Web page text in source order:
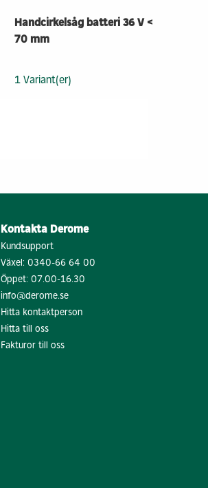
Handcirkelsåg batteri 36 V <
70 mm
1 Variant(er)
Kontakta Derome
Kundsupport
Växel: 0340-66 64 00
Öppet: 07.00-16.30
info@derome.se
Hitta kontaktperson
Hitta till oss
Fakturor till oss